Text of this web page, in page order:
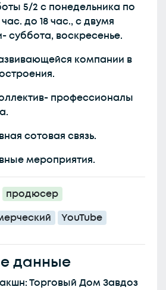
5/2 с понедельника по
до 18 час., с двумя
суббота, воскресенье.
компании в
профессионалы
сотовая связь.
мероприятия.
продюсер
YouTube
данные
Торговый Дом Завдоз